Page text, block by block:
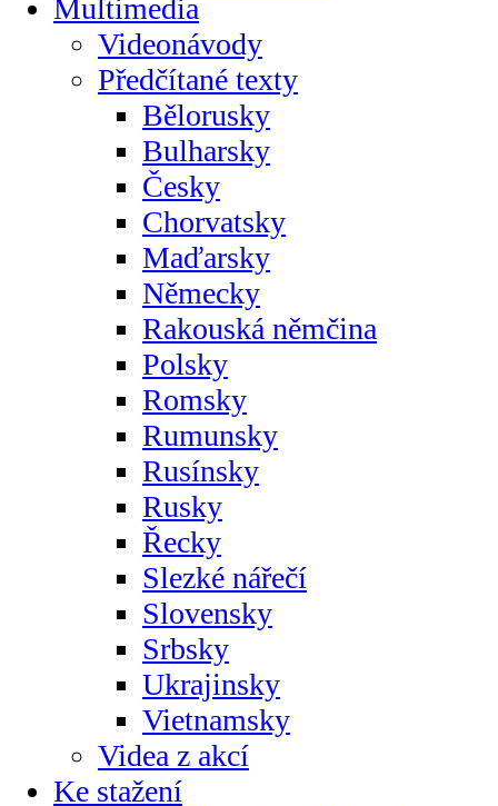
Multimedia
Videonávody
Předčítané texty
Bělorusky
Bulharsky
Česky
Chorvatsky
Maďarsky
Německy
Rakouská němčina
Polsky
Romsky
Rumunsky
Rusínsky
Rusky
Řecky
Slezké nářečí
Slovensky
Srbsky
Ukrajinsky
Vietnamsky
Videa z akcí
Ke stažení